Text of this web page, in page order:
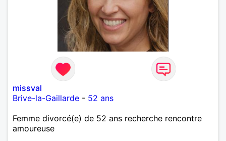
missval
Brive-la-Gaillarde - 52 ans
Femme divorcé(e) de 52 ans recherche rencontre
amoureuse